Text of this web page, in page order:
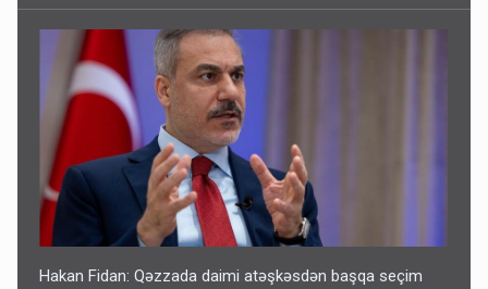
Hakan Fidan: Qəzzada daimi atəşkəsdən başqa seçim